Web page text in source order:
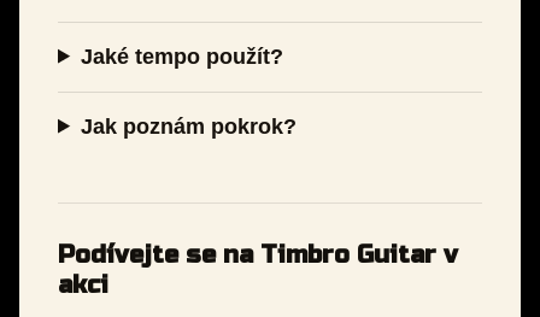
Jaké tempo použít?
Jak poznám pokrok?
Podívejte se na Timbro Guitar v
akci